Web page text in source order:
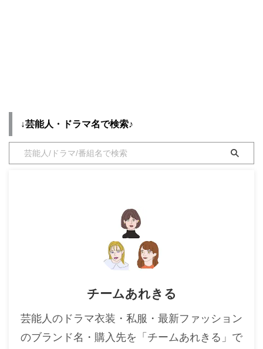
京本大我
・
赤楚衛二
・田中圭
↓芸能人・ドラマ名で検索♪
チームあれきる
芸能人のドラマ衣装・私服・最新ファッション
のブランド名・購入先を「チームあれきる」で